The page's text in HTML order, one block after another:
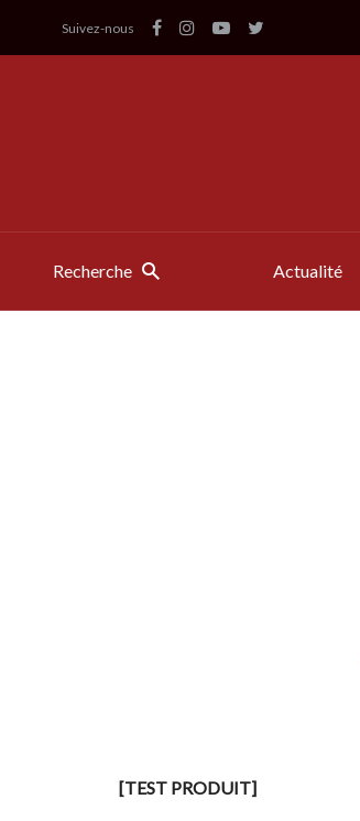
Suivez-nous
Recherche Actualité
[TEST PRODUIT]